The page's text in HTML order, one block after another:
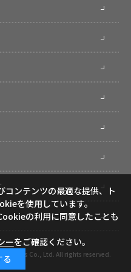
Co., Ltd. All rights reserved.
コンテンツの最適な提供、ト
を使用しています。
の利用に同意したことも
ーをご確認ください。
る